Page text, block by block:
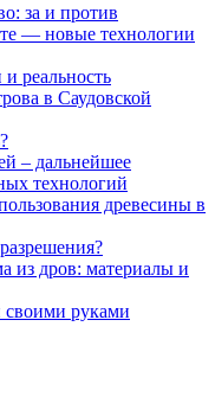
за и против
— новые технологии
реальность
в Саудовской
– дальнейшее
технологий
древесины в
из дров: материалы и
своими руками